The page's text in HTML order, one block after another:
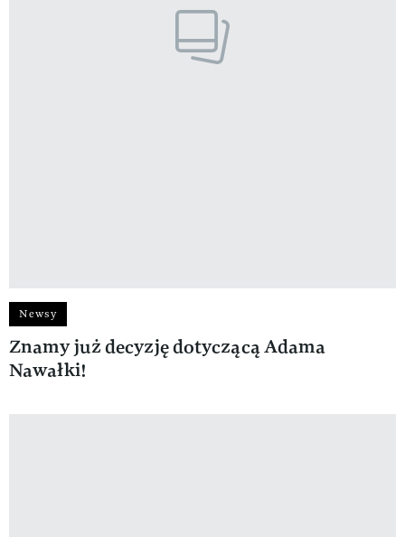
Newsy
Znamy już decyzję dotyczącą Adama
Nawałki!